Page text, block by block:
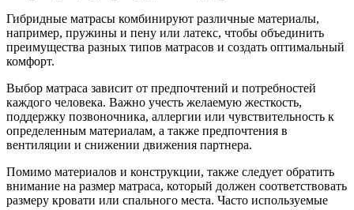
Гибридные матрасы комбинируют различные материалы,
например, пружины и пену или латекс, чтобы объединить
преимущества разных типов матрасов и создать оптимальный
комфорт.
Выбор матраса зависит от предпочтений и потребностей
каждого человека. Важно учесть желаемую жесткость,
поддержку позвоночника, аллергии или чувствительность к
определенным материалам, а также предпочтения в
вентиляции и снижении движения партнера.
Помимо материалов и конструкции, также следует обратить
внимание на размер матраса, который должен соответствовать
размеру кровати или спального места. Часто используемые